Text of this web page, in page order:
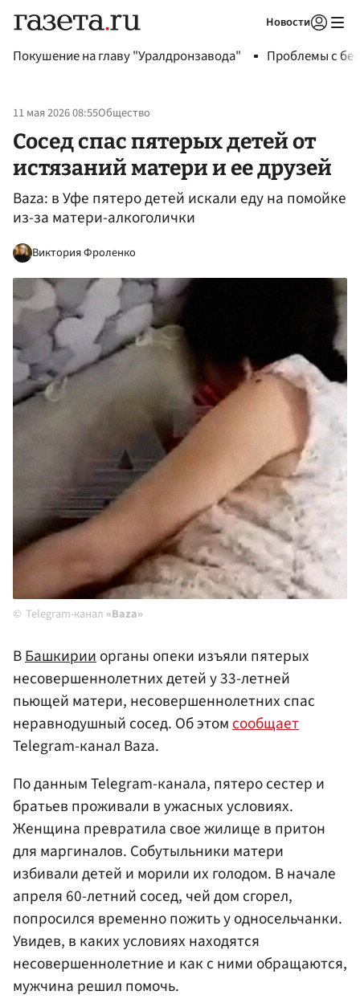
Новости
Покушение на главу "Уралдронзавода" Проблемы с
11 мая 2026 08:55Общество
Сосед спас пятерых детей от
истязаний матери и ее друзей
Baza: в Уфе пятеро детей искали еду на помойке
из-за матери-алкоголички
Виктория Фроленко
Telegram-канал «Baza»
ВБашкирииорганы опеки изъяли пятерых
несовершеннолетних детей у 33-летней
пьющей матери, несовершеннолетних спас
неравнодушный сосед. Об этомсообщает
Telegram-канал Baza.
По данным Telegram-канала, пятеро сестер и
братьев проживали в ужасных условиях.
Женщина превратила свое жилище в притон
для маргиналов. Собутыльники матери
избивали детей и морили их голодом. В начале
апреля 60-летний сосед, чей дом сгорел,
попросился временно пожить у односельчанки.
Увидев, в каких условиях находятся
несовершеннолетние и как с ними обращаются,
мужчина решил помочь.